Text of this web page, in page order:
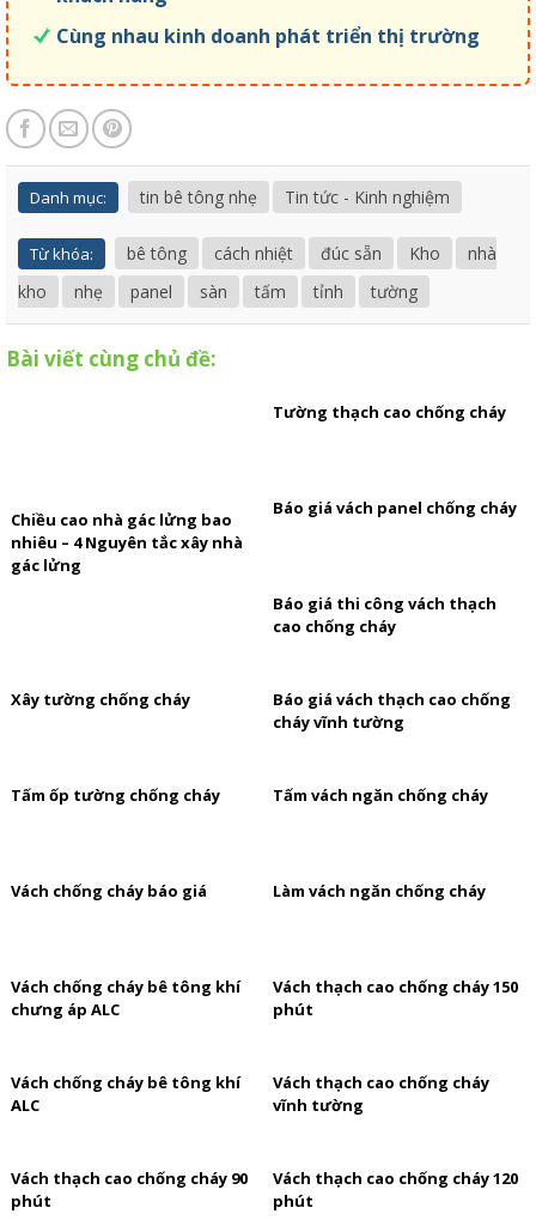
Cùng nhau kinh doanh phát triển thị trường
Danh mục: tin bê tông nhẹ Tin tức - Kinh nghiệm
Từ khóa: bê tông cách nhiệt đúc sẵn Kho
nhà
kho
nhẹ panel sàn tấm tỉnh tường
Bài viết cùng chủ đề:
Chiều cao nhà gác lửng bao
nhiêu – 4 Nguyên tắc xây nhà
gác lửng
Tường thạch cao chống cháy
Báo giá vách panel chống cháy
Báo giá thi công vách thạch
cao chống cháy
Xây tường chống cháy
Báo giá vách thạch cao chống
cháy vĩnh tường
Tấm ốp tường chống cháy Tấm vách ngăn chống cháy
Vách chống cháy báo giá Làm vách ngăn chống cháy
Vách chống cháy bê tông khí
chưng áp ALC
Vách thạch cao chống cháy 150
phút
Vách chống cháy bê tông khí
ALC
Vách thạch cao chống cháy
vĩnh tường
Vách thạch cao chống cháy 90
phút
Vách thạch cao chống cháy 120
phút